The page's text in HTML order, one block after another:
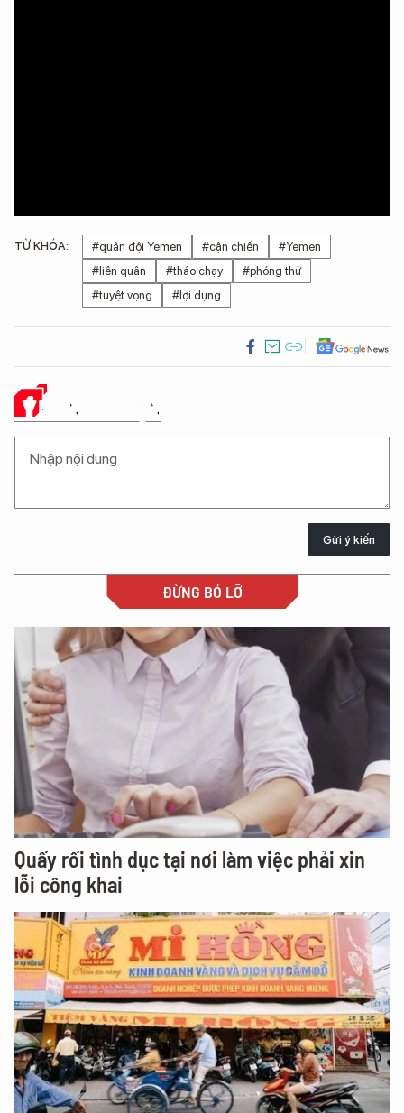
TỪ KHÓA: #quân đội Yemen #cận chiến
#Yemen
#liên quân
#tháo chạy
#phóng thử
#tuyệt vọng
#lợi dụng
Ý KIẾN CỦA BẠN
Gửi ý kiến
ĐỪNG BỎ LỠ
Quấy rối tình dục tại nơi làm việc phải xin
lỗi công khai